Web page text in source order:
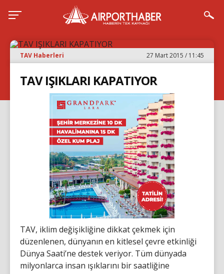
TAV Haberleri 27 Mart 2015 / 11:45
TAV IŞIKLARI KAPATIYOR
TAV, iklim değişikliğine dikkat çekmek için
düzenlenen, dünyanın en kitlesel çevre etkinliği
Dünya Saati’ne destek veriyor. Tüm dünyada
milyonlarca insan ışıklarını bir saatliğine